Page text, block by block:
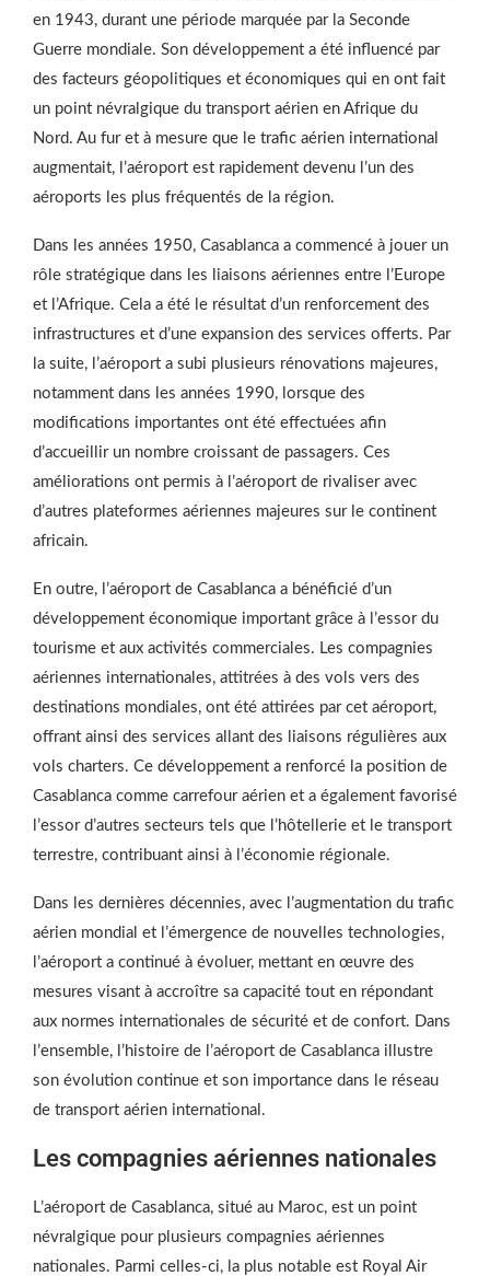
en 1943, durant une période marquée par la Seconde
Guerre mondiale. Son développement a été influencé par
des facteurs géopolitiques et économiques qui en ont fait
un point névralgique du transport aérien en Afrique du
Nord. Au fur et à mesure que le trafic aérien international
augmentait, l’aéroport est rapidement devenu l’un des
aéroports les plus fréquentés de la région.
Dans les années 1950, Casablanca a commencé à jouer un
rôle stratégique dans les liaisons aériennes entre l’Europe
et l’Afrique. Cela a été le résultat d’un renforcement des
infrastructures et d’une expansion des services offerts. Par
la suite, l’aéroport a subi plusieurs rénovations majeures,
notamment dans les années 1990, lorsque des
modifications importantes ont été effectuées afin
d’accueillir un nombre croissant de passagers. Ces
améliorations ont permis à l’aéroport de rivaliser avec
d’autres plateformes aériennes majeures sur le continent
africain.
En outre, l’aéroport de Casablanca a bénéficié d’un
développement économique important grâce à l’essor du
tourisme et aux activités commerciales. Les compagnies
aériennes internationales, attitrées à des vols vers des
destinations mondiales, ont été attirées par cet aéroport,
offrant ainsi des services allant des liaisons régulières aux
vols charters. Ce développement a renforcé la position de
Casablanca comme carrefour aérien et a également favorisé
l’essor d’autres secteurs tels que l’hôtellerie et le transport
terrestre, contribuant ainsi à l’économie régionale.
Dans les dernières décennies, avec l’augmentation du trafic
aérien mondial et l’émergence de nouvelles technologies,
l’aéroport a continué à évoluer, mettant en œuvre des
mesures visant à accroître sa capacité tout en répondant
aux normes internationales de sécurité et de confort. Dans
l’ensemble, l’histoire de l’aéroport de Casablanca illustre
son évolution continue et son importance dans le réseau
de transport aérien international.
Les compagnies aériennes nationales
L’aéroport de Casablanca, situé au Maroc, est un point
névralgique pour plusieurs compagnies aériennes
nationales. Parmi celles-ci, la plus notable est Royal Air